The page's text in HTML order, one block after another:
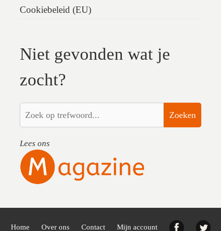
Cookiebeleid (EU)
Niet gevonden wat je
zocht?
Zoeken
Lees ons
Home Over ons Contact Mijn account Facebook